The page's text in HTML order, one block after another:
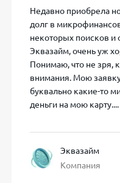
и нажмите кнопку
контакты и
должна быть
указанный номер
путем ввода
карту в течение
Недавно приобрела
долг в
некоторых поисков
Эквазайм, очень уж
Понимаю, что не зря,
внимания. Мою
буквально какие-то
деньги на мою карту....
Эквазайм
Компания